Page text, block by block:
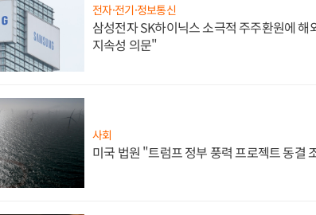
전자·전기·정보통신
삼성전자 SK하이닉스 소극적 주주환원에
지속성 의문"
사회
미국 법원 "트럼프 정부 풍력 프로젝트 동결